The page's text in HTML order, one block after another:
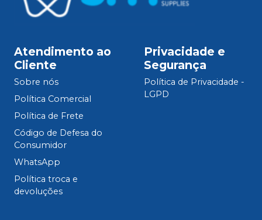
Atendimento ao
Cliente
Sobre nós
Política Comercial
Política de Frete
Código de Defesa do
Consumidor
WhatsApp
Política troca e
devoluções
Privacidade e
Segurança
Política de Privacidade -
LGPD